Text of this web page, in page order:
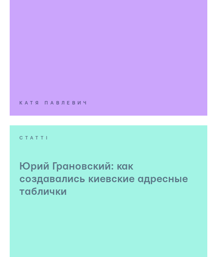
КАТЯ ПАВЛЕВИЧ
СТАТТІ
Юрий Грановский: как
создавались киевские адресные
таблички